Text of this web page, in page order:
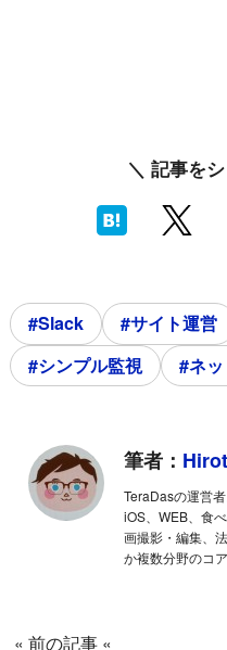
＼ 記事を
#Slack #サイト運営
#シンプル監視
#ネ
筆者：
TeraDasの運営
iOS、WEB、食
画撮影・編集、
か複数分野のコ
« 前の記事 «